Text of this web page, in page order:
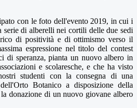
con le foto dell'evento 2019, in cui i
serie di alberelli nei cortili delle due sedi
di positività e di ottimismo verso il
espressione nel titolo del contest
di speranza, pianta un nuovo albero in
e scolaresche, e che ha visto
studenti con la consegna di una
Botanico a disposizione della
donazione di un nuovo giovane albero